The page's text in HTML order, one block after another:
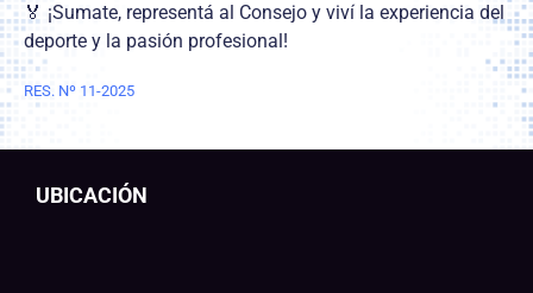
🏅 ¡Sumate, representá al Consejo y viví la experiencia del
deporte y la pasión profesional!
RES. Nº 11-2025
UBICACIÓN